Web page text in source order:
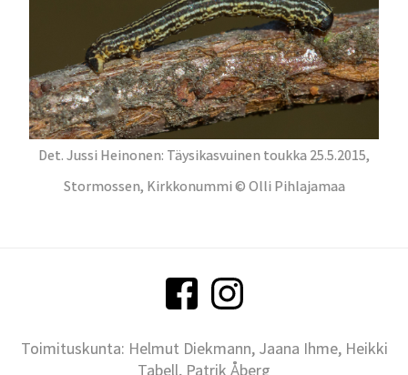
Det. Jussi Heinonen: Täysikasvuinen toukka 25.5.2015,
Stormossen, Kirkkonummi © Olli Pihlajamaa
Toimituskunta: Helmut Diekmann, Jaana Ihme, Heikki
Tabell, Patrik Åberg